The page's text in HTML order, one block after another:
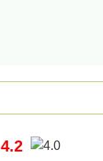
4.2